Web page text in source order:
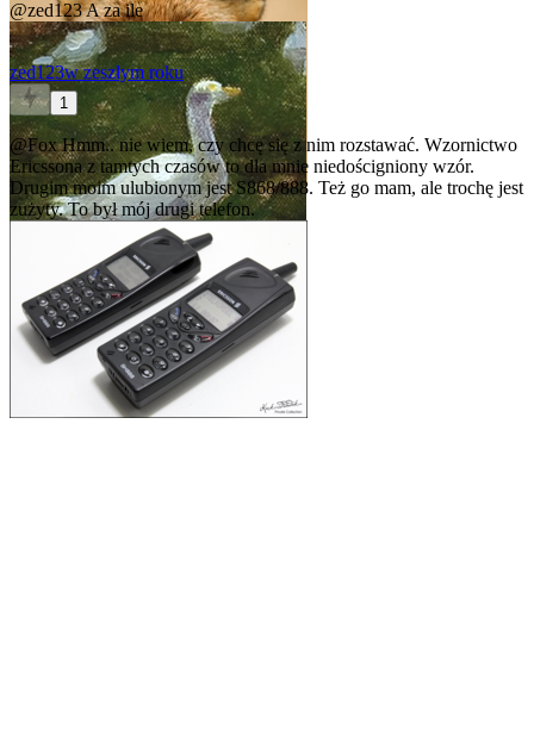
@zed123A za ile
zed123w zeszłym roku
1
@FoxHmm.. nie wiem, czy chcę się z nim rozstawać. Wzornictwo
Ericssona z tamtych czasów to dla mnie niedościgniony wzór.
Drugim moim ulubionym jest S868/888. Też go mam, ale trochę jest
zużyty. To był mój drugi telefon.